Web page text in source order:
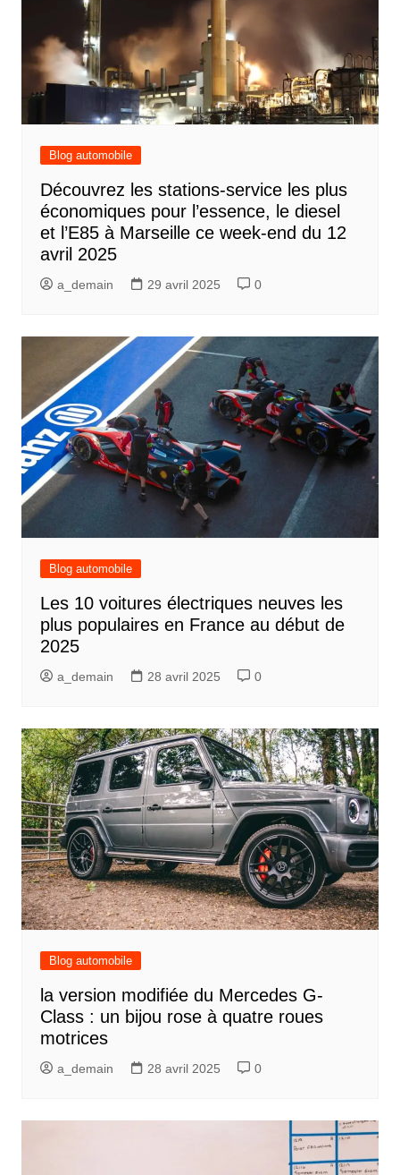
Blog automobile
Découvrez les stations-service les plus
économiques pour l’essence, le diesel
et l’E85 à Marseille ce week-end du 12
avril 2025
a_demain 29 avril 2025 0
Blog automobile
Les 10 voitures électriques neuves les
plus populaires en France au début de
2025
a_demain 28 avril 2025 0
Blog automobile
la version modifiée du Mercedes G-
Class : un bijou rose à quatre roues
motrices
a_demain 28 avril 2025 0